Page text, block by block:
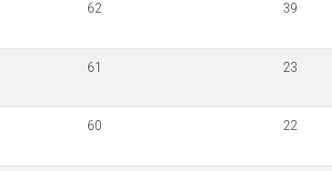
62 39
61 23
60 22